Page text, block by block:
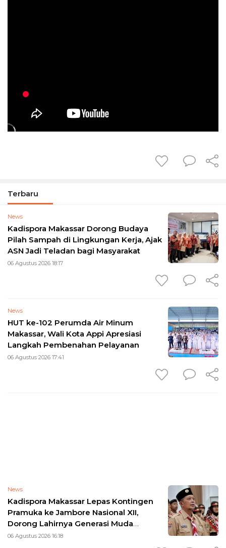
Terbaru
News
Kadispora Makassar Dorong Budaya
Pilah Sampah di Lingkungan Kerja, Ajak
ASN Jadi Teladan bagi Masyarakat
06 Agustus 2026 18:17
News
HUT ke-102 Perumda Air Minum
Makassar, Wali Kota Appi Apresiasi
Langkah Pembenahan Pelayanan
06 Agustus 2026 17:41
News
Kadispora Makassar Lepas Kontingen
Pramuka ke Jambore Nasional XII,
Dorong Lahirnya Generasi Muda
Berkarakter
06 Agustus 2026 16:18